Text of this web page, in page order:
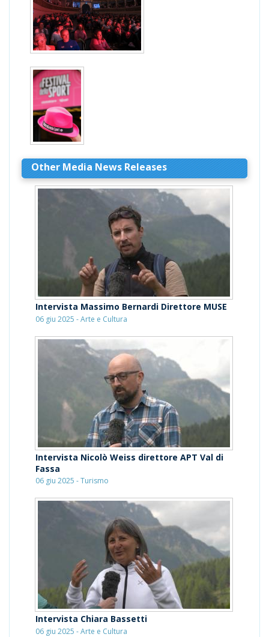
Other Media News Releases
Intervista Massimo Bernardi Direttore MUSE
06 giu 2025 - Arte e Cultura
Intervista Nicolò Weiss direttore APT Val di
Fassa
06 giu 2025 - Turismo
Intervista Chiara Bassetti
06 giu 2025 - Arte e Cultura